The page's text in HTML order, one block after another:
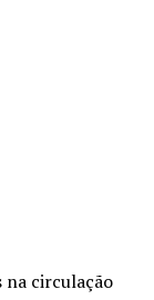
na circulação